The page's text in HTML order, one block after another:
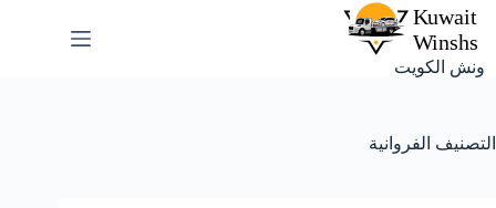
التجاوز
إلى
المحتوى
ونش الكويت
التصنيف الفروانية